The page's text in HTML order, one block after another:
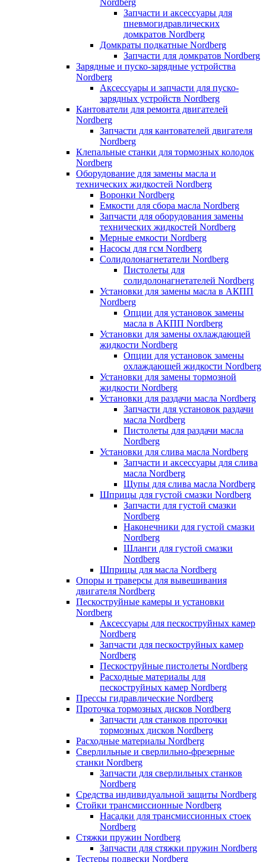
Запчасти и аксессуары для
пневмогидравлических
домкратов Nordberg
Домкраты подкатные Nordberg
Запчасти для домкратов Nordberg
Зарядные и пуско-зарядные устройства
Nordberg
Аксессуары и запчасти для пуско-
зарядных устройств Nordberg
Кантователи для ремонта двигателей
Nordberg
Запчасти для кантователей двигателя
Nordberg
Клепальные станки для тормозных колодок
Nordberg
Оборудование для замены масла и
технических жидкостей Nordberg
Воронки Nordberg
Емкости для сбора масла Nordberg
Запчасти для оборудования замены
технических жидкостей Nordberg
Мерные емкости Nordberg
Насосы для гсм Nordberg
Солидолонагнетатели Nordberg
Пистолеты для
солидолонагнетателей Nordberg
Установки для замены масла в АКПП
Nordberg
Опции для установок замены
масла в АКПП Nordberg
Установки для замены охлаждающей
жидкости Nordberg
Опции для установок замены
охлаждающей жидкости Nordberg
Установки для замены тормозной
жидкости Nordberg
Установки для раздачи масла Nordberg
Запчасти для установок раздачи
масла Nordberg
Пистолеты для раздачи масла
Nordberg
Установки для слива масла Nordberg
Запчасти и аксессуары для слива
масла Nordberg
Щупы для слива масла Nordberg
Шприцы для густой смазки Nordberg
Запчасти для густой смазки
Nordberg
Наконечники для густой смазки
Nordberg
Шланги для густой смазки
Nordberg
Шприцы для масла Nordberg
Опоры и траверсы для вывешивания
двигателя Nordberg
Пескоструйные камеры и установки
Nordberg
Аксессуары для пескоструйных камер
Nordberg
Запчасти для пескоструйных камер
Nordberg
Пескоструйные пистолеты Nordberg
Расходные материалы для
пескоструйных камер Nordberg
Прессы гидравлические Nordberg
Проточка тормозных дисков Nordberg
Запчасти для станков проточки
тормозных дисков Nordberg
Расходные материалы Nordberg
Сверлильные и сверлильно-фрезерные
станки Nordberg
Запчасти для сверлильных станков
Nordberg
Средства индивидуальной защиты Nordberg
Стойки трансмиссионные Nordberg
Насадки для трансмиссионных стоек
Nordberg
Стяжки пружин Nordberg
Запчасти для стяжки пружин Nordberg
Тестеры подвески Nordberg